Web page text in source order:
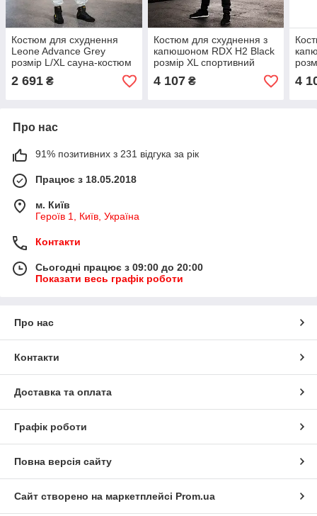
Костюм для схуднення
Leone Advance Grey
розмір L/XL сауна-костюм
для потовиділення та
тренувань
2 691 ₴
Костюм для схуднення з
капюшоном RDX H2 Black
розмір XL спортивний
сауна-костюм для
тренувань та
4 107₴ 4
Про нас
91% позитивних з 231 відгука за рік
Працює з 18.05.2018
м. Київ
Героїв 1, Київ, Україна
Контакти
Сьогодні працює з 09:00 до 20:00
Показати весь графік роботи
Про нас
Контакти
Доставка та оплата
Графік роботи
Повна версія сайту
Сайт створено на маркетплейсі Prom.ua